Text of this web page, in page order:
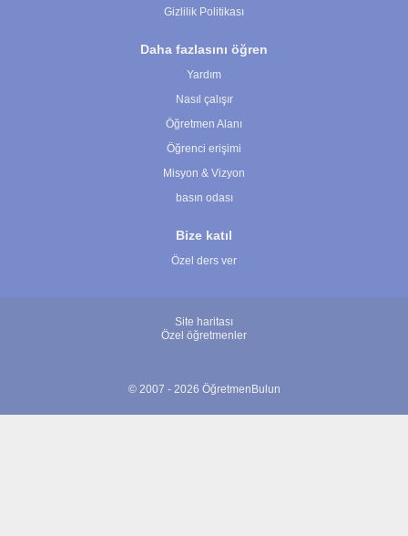
Gizlilik Politikası
Daha fazlasını öğren
Yardım
Nasıl çalışır
Öğretmen Alanı
Öğrenci erişimi
Misyon & Vizyon
basın odası
Bize katıl
Özel ders ver
Site haritası
Özel öğretmenler
© 2007 - 2026 ÖğretmenBulun